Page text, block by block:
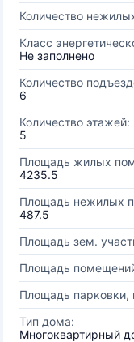
Количество
Класс
Не заполнено
Количество
6
Количество этажей:
5
Площадь жилых
4235.5
Площадь нежилых
487.5
Площадь зем.
Площадь
Площадь парковки,
Тип дома:
Многоквартирный